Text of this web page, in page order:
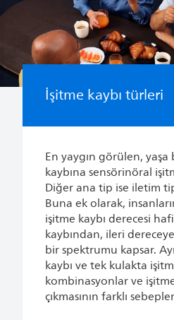
İşitme kaybı türleri
En yaygın görülen, yaşa
kaybına sensörinöral
Diğer ana tip ise iletim
Buna ek olarak,
işitme kaybı derecesi
kaybından, ileri
bir spektrumu kapsar.
kaybı ve tek kulakta
kombinasyonlar ve
çıkmasının farklı